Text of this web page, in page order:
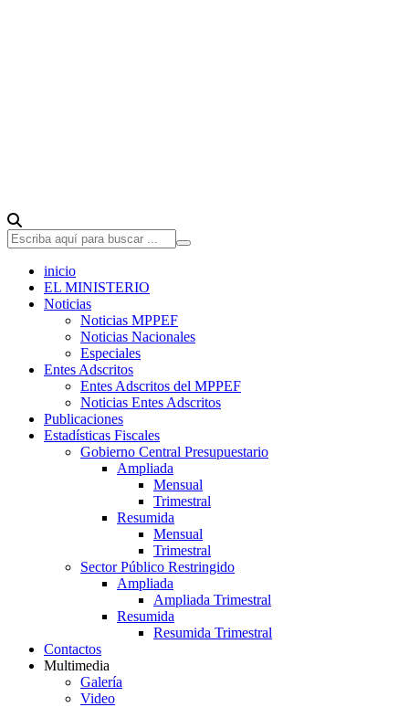
inicio
EL MINISTERIO
Noticias
Noticias MPPEF
Noticias Nacionales
Especiales
Entes Adscritos
Entes Adscritos del MPPEF
Noticias Entes Adscritos
Publicaciones
Estadísticas Fiscales
Gobierno Central Presupuestario
Ampliada
Mensual
Trimestral
Resumida
Mensual
Trimestral
Sector Público Restringido
Ampliada
Ampliada Trimestral
Resumida
Resumida Trimestral
Contactos
Multimedia
Galería
Video